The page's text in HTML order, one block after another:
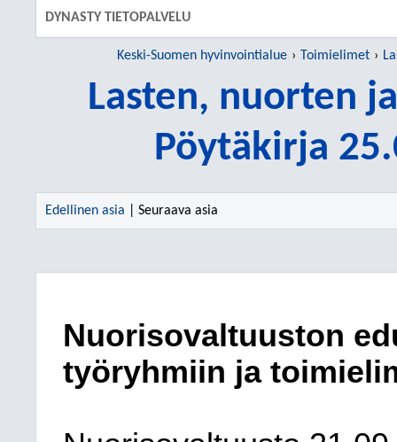
DYNASTY TIETOPALVELU
Keski-Suomen hyvinvointialue Toimielimet
Lasten, nuorten
Pöytäkirja
Edellinen asia | Seuraava asia
Nuorisovaltuuston
työryhmiin ja